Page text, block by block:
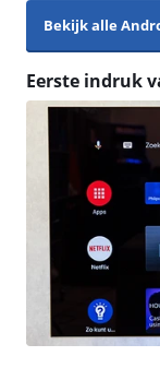
Bekijk alle
Eerste indruk